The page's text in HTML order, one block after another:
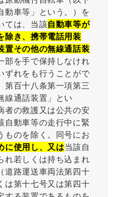
動車等」という。）を
ては、当該自動車等が
除き、携帯電話用装
置その他の無線通話装
部を手で保持しなけれ
ずれをも行うことがで
第百十八条第一項第三
線通話装置」とい
者の救護又は公共の安
自動車等の走行中に緊
ものを除く。同号にお
に使用し、又は当該自
れ若しくは持ち込まれ
（道路運送車両法第四十
は第十七号又は第四十